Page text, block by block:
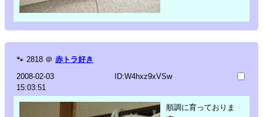
🐾 2818 ＠ 赤トラ好き
2008-02-03
15:03:51
ID:W4hxz9xVSw
順調に育っておりま